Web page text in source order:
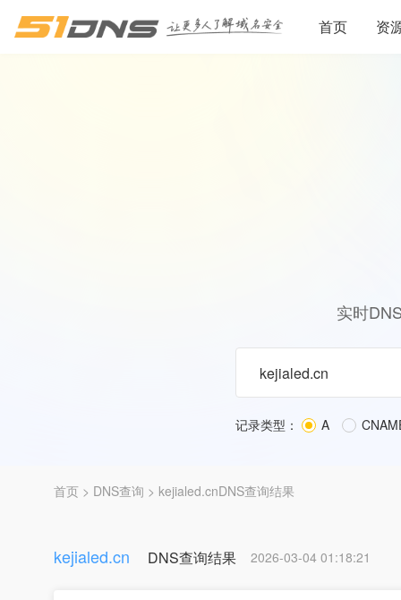
首页 资
实时
记录类型： A
首页 > DNS查询 > kejialed.cnDNS查询结果
kejialed.cn DNS查询结果 2026-03-04 01:18:21